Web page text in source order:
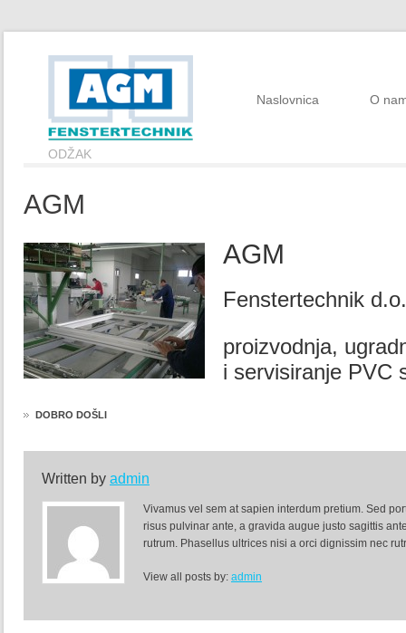
ODŽAK
Naslovnica O
AGM
AGM
Fenstertechnik
proizvodnja,
i servisiranje PVC
DOBRO DOŠLI
Written by admin
Vivamus vel sem at sapien interdum pretium. Sed
risus pulvinar ante, a gravida augue justo sagittis
rutrum. Phasellus ultrices nisi a orci dignissim nec
View all posts by: admin